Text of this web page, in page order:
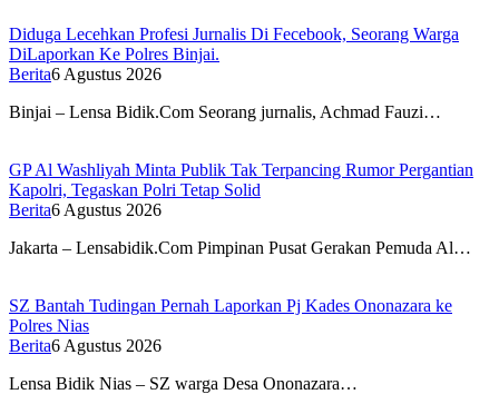
Diduga Lecehkan Profesi Jurnalis Di Fecebook, Seorang Warga
DiLaporkan Ke Polres Binjai.
Berita6 Agustus 2026
Binjai – Lensa Bidik.Com Seorang jurnalis, Achmad Fauzi…
GP Al Washliyah Minta Publik Tak Terpancing Rumor Pergantian
Kapolri, Tegaskan Polri Tetap Solid
Berita6 Agustus 2026
Jakarta – Lensabidik.Com Pimpinan Pusat Gerakan Pemuda Al…
SZ Bantah Tudingan Pernah Laporkan Pj Kades Ononazara ke
Polres Nias
Berita6 Agustus 2026
Lensa Bidik Nias – SZ warga Desa Ononazara…